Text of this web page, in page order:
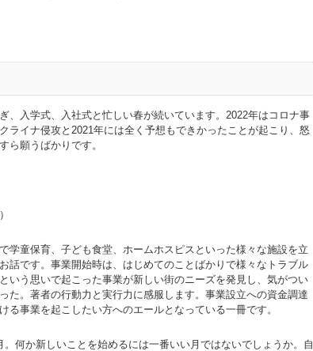
入学式、入社式と忙しい春が続いています。2022年はコロナ事
ライナ侵攻と2021年には全く予想もできかったことが起こり、怒
ら願うばかりです。
学童保育、子ども食堂、ホームホスピスといった様々な施設を立
話です。事業開始時は、はじめてのことばかりで様々なトラブル
いう思いで起こった事業が新しい街のニーズを発見し、気がつい
た。著者の行動力と実行力に感服します。事業設立への資金調達
事業を起こしたい方へのエールとなっている一冊です。
何か新しいことを始めるには一番いい月ではないでしょうか。自